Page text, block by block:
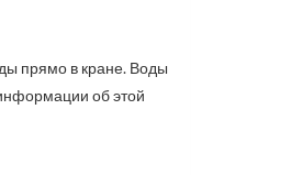
прямо в кране. Воды
об этой